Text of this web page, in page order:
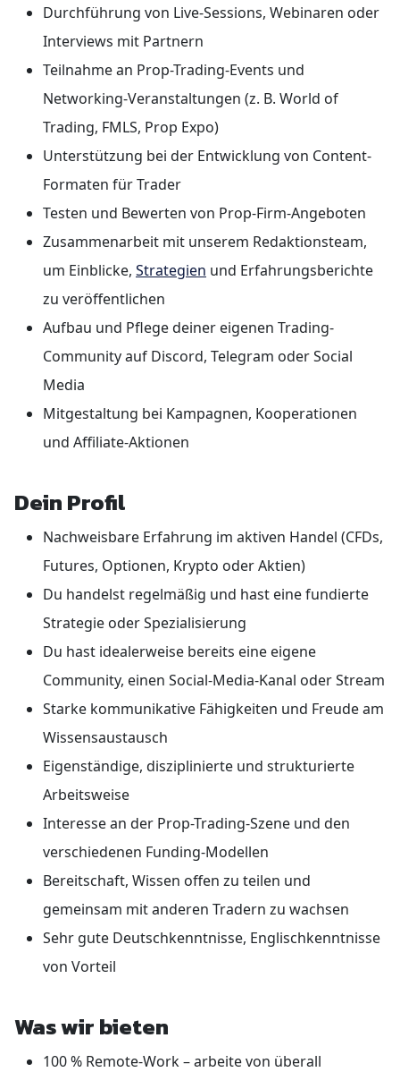
Durchführung von Live-Sessions, Webinaren oder
Interviews mit Partnern
Teilnahme an Prop-Trading-Events und
Networking-Veranstaltungen (z. B. World of
Trading, FMLS, Prop Expo)
Unterstützung bei der Entwicklung von Content-
Formaten für Trader
Testen und Bewerten von Prop-Firm-Angeboten
Zusammenarbeit mit unserem Redaktionsteam,
um Einblicke, Strategien und Erfahrungsberichte
zu veröffentlichen
Aufbau und Pflege deiner eigenen Trading-
Community auf Discord, Telegram oder Social
Media
Mitgestaltung bei Kampagnen, Kooperationen
und Affiliate-Aktionen
Dein Profil
Nachweisbare Erfahrung im aktiven Handel (CFDs,
Futures, Optionen, Krypto oder Aktien)
Du handelst regelmäßig und hast eine fundierte
Strategie oder Spezialisierung
Du hast idealerweise bereits eine eigene
Community, einen Social-Media-Kanal oder Stream
Starke kommunikative Fähigkeiten und Freude am
Wissensaustausch
Eigenständige, disziplinierte und strukturierte
Arbeitsweise
Interesse an der Prop-Trading-Szene und den
verschiedenen Funding-Modellen
Bereitschaft, Wissen offen zu teilen und
gemeinsam mit anderen Tradern zu wachsen
Sehr gute Deutschkenntnisse, Englischkenntnisse
von Vorteil
Was wir bieten
100 % Remote-Work – arbeite von überall